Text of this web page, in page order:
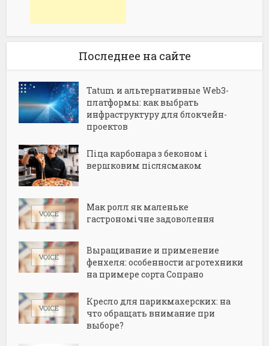
Последнее на сайте
Tatum и альтернативные Web3-
платформы: как выбрать
инфраструктуру для блокчейн-
проектов
Піца карбонара з беконом і
вершковим післясмаком
Мак ролл як маленьке
гастрономічне задоволення
Выращивание и применение
фенхеля: особенности агротехники
на примере сорта Сопрано
Кресло для парикмахерских: на
что обращать внимание при
выборе?